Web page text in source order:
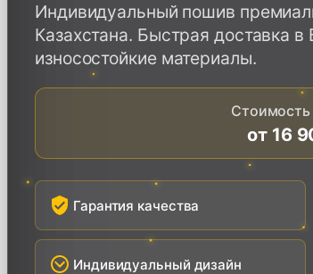
Индивидуальный пошив
Казахстана. Быстрая доставка
износостойкие материалы.
Стоимость
от 16
Гарантия качества
Индивидуальный дизайн